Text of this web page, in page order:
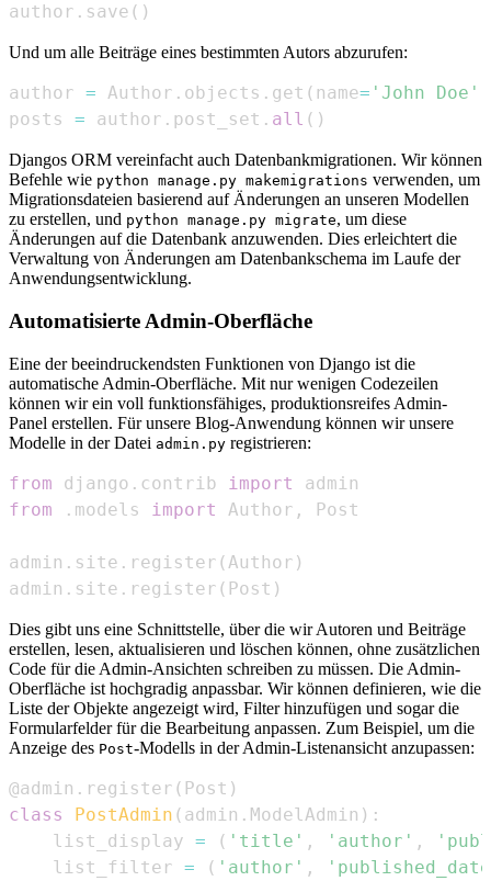
author . save ( )
Und um alle Beiträge eines bestimmten Autors abzurufen:
author = Author . objects . get ( name= 'John Doe'
posts = author . post_set . all ( )
Djangos ORM vereinfacht auch Datenbankmigrationen. Wir können
Befehle wie python manage.py makemigrations verwenden, um
Migrationsdateien basierend auf Änderungen an unseren Modellen
zu erstellen, und python manage.py migrate, um diese
Änderungen auf die Datenbank anzuwenden. Dies erleichtert die
Verwaltung von Änderungen am Datenbankschema im Laufe der
Anwendungsentwicklung.
Automatisierte Admin-Oberfläche
Eine der beeindruckendsten Funktionen von Django ist die
automatische Admin-Oberfläche. Mit nur wenigen Codezeilen
können wir ein voll funktionsfähiges, produktionsreifes Admin-
Panel erstellen. Für unsere Blog-Anwendung können wir unsere
Modelle in der Datei admin.py registrieren:
from django . contrib import
from
. models import Author ,
admin . site . register ( Author )
admin . site . register ( Post )
Dies gibt uns eine Schnittstelle, über die wir Autoren und Beiträge
erstellen, lesen, aktualisieren und löschen können, ohne zusätzlichen
Code für die Admin-Ansichten schreiben zu müssen. Die Admin-
Oberfläche ist hochgradig anpassbar. Wir können definieren, wie die
Liste der Objekte angezeigt wird, Filter hinzufügen und sogar die
Formularfelder für die Bearbeitung anpassen. Zum Beispiel, um die
Anzeige des Post-Modells in der Admin-Listenansicht anzupassen:
@admin . register ( Post )
class
PostAdmin ( admin . ModelAdmin ) :
    list_display
= ( 'title' , 'author' ,
    list_filter
= ( 'author' ,